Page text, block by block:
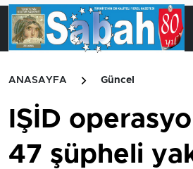
ANASAYFA Güncel
IŞİD
47 şüpheli